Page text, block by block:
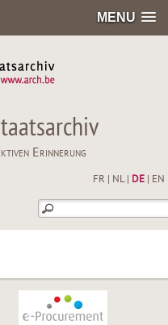
MENU
Erinnerung
FR NL| DE| EN